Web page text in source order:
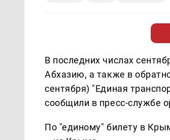
В последних числах
Абхазию, а также в
сентября) "Единая
сообщили в пресс-службе
По "единому" билету в